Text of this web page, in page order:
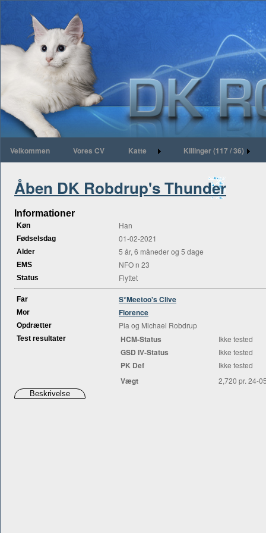
Velkommen Vores CV Katte Killinger (117 / 36)
Åben DK Robdrup's Thunder
Informationer
Køn Han
Fødselsdag 01-02-2021
Alder 5 år, 6 måneder og 5 dage
EMS NFO n 23
Status Flyttet
Far S*Meetoo's Clive
Mor Florence
Opdrætter Pia og Michael Robdrup
Test resultater HCM-Status Ikke tested
GSD IV-Status Ikke tested
PK Def Ikke tested
Vægt 2,720 pr. 24-